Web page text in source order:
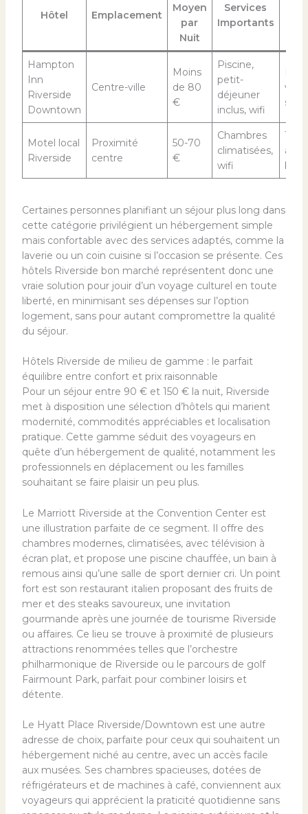
Hôtel Emplacement
Moyen
par
Nuit
Services
Importants
Hampton
Inn
Riverside
Downtown
Centre-ville
Moins
de 80
€
Piscine,
petit-
déjeuner
inclus, wifi
solos
Motel local
Riverside
Proximité
centre
50-70
€
Chambres
climatisées,
wifi
à
Certaines personnes planifiant un séjour plus long dans
cette catégorie privilégient un hébergement simple
mais confortable avec des services adaptés, comme la
laverie ou un coin cuisine si l’occasion se présente. Ces
hôtels Riverside bon marché représentent donc une
vraie solution pour jouir d’un voyage culturel en toute
liberté, en minimisant ses dépenses sur l’option
logement, sans pour autant compromettre la qualité
du séjour.
Hôtels Riverside de milieu de gamme : le parfait
équilibre entre confort et prix raisonnable
Pour un séjour entre 90 € et 150 € la nuit, Riverside
met à disposition une sélection d’hôtels qui marient
modernité, commodités appréciables et localisation
pratique. Cette gamme séduit des voyageurs en
quête d’un hébergement de qualité, notamment les
professionnels en déplacement ou les familles
souhaitant se faire plaisir un peu plus.
Le Marriott Riverside at the Convention Center est
une illustration parfaite de ce segment. Il offre des
chambres modernes, climatisées, avec télévision à
écran plat, et propose une piscine chauffée, un bain à
remous ainsi qu’une salle de sport dernier cri. Un point
fort est son restaurant italien proposant des fruits de
mer et des steaks savoureux, une invitation
gourmande après une journée de tourisme Riverside
ou affaires. Ce lieu se trouve à proximité de plusieurs
attractions renommées telles que l’orchestre
philharmonique de Riverside ou le parcours de golf
Fairmount Park, parfait pour combiner loisirs et
détente.
Le Hyatt Place Riverside/Downtown est une autre
adresse de choix, parfaite pour ceux qui souhaitent un
hébergement niché au centre, avec un accès facile
aux musées. Ses chambres spacieuses, dotées de
réfrigérateurs et de machines à café, conviennent aux
voyageurs qui apprécient la praticité quotidienne sans